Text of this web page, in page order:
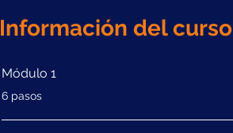
Información del curso
Módulo 1
.6 pasos